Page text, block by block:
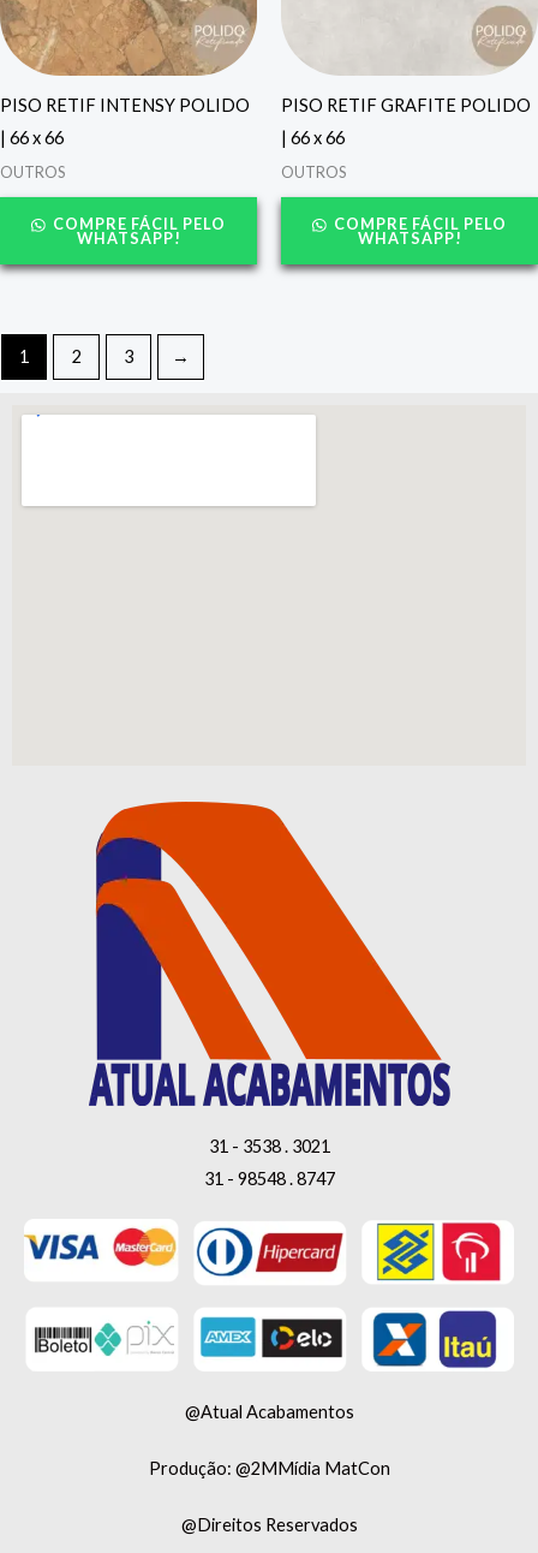
PISO RETIF INTENSY POLIDO
| 66 x 66
OUTROS
COMPRE FÁCIL PELO
WHATSAPP!
PISO RETIF GRAFITE POLIDO
| 66 x 66
OUTROS
COMPRE FÁCIL PELO
WHATSAPP!
1 2 3 →
31 - 3538 . 3021
31 - 98548 . 8747
@Atual Acabamentos
Produção: @2MMídia MatCon
@Direitos Reservados